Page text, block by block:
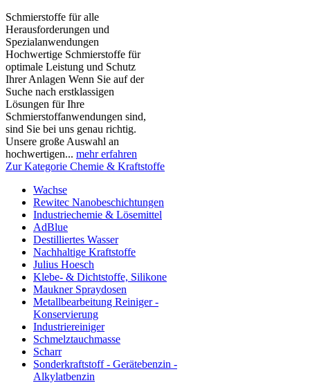
Schmierstoffe für alle
Herausforderungen und
Spezialanwendungen
Hochwertige Schmierstoffe für
optimale Leistung und Schutz
Ihrer Anlagen Wenn Sie auf der
Suche nach erstklassigen
Lösungen für Ihre
Schmierstoffanwendungen sind,
sind Sie bei uns genau richtig.
Unsere große Auswahl an
hochwertigen... mehr erfahren
Zur Kategorie Chemie & Kraftstoffe
Wachse
Rewitec Nanobeschichtungen
Industriechemie & Lösemittel
AdBlue
Destilliertes Wasser
Nachhaltige Kraftstoffe
Julius Hoesch
Klebe- & Dichtstoffe, Silikone
Maukner Spraydosen
Metallbearbeitung Reiniger -
Konservierung
Industriereiniger
Schmelztauchmasse
Scharr
Sonderkraftstoff - Gerätebenzin -
Alkylatbenzin